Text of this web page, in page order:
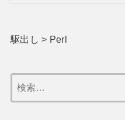
駆出し > Perl